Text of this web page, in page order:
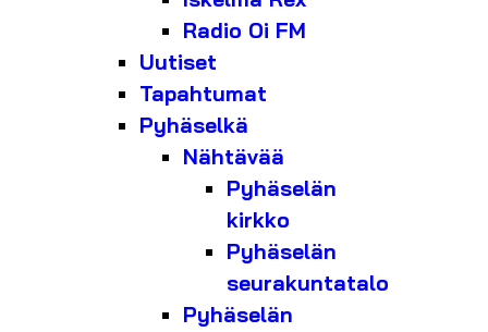
Radio Oi FM
Uutiset
Tapahtumat
Pyhäselkä
Nähtävää
Pyhäselän
kirkko
Pyhäselän
seurakuntatalo
Pyhäselän